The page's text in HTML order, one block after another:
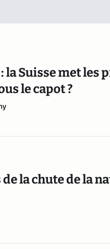
Suisse met les
le capot ?
la chute de la